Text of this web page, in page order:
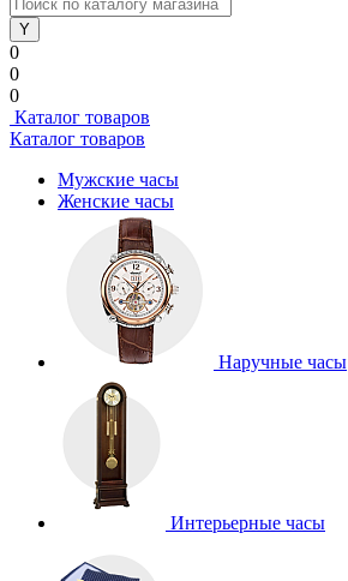
0
0
0
Каталог товаров
Каталог товаров
Мужские часы
Женские часы
Наручные часы
Интерьерные часы